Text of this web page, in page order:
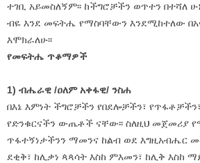
ተገቢ አይመስለኝም፡፡ ከችግሮቻችን ወጥተን በተሻለ
ብዬ እንደ መፍትሔ የማስባቸውን እንደሚከተለው
እሞክራለሁ፡፡
የመፍትሔ ጥቆማዎች
1) ብሔራዊ /ዐለም አቀፋዊ/ ንስሐ
በእኔ እምነት ችግሮቻችን የበደሎቻችን፣
የድንቁርናችን ውጤቶች ናቸው፡፡ ስለዚህ መጀመሪያ
ጥፋተኝነታችንን ማመንና ከልብ ወደ እግዚአብሔር
ደቂቅ፣ ከሊቃነ ጳጳሳት እስከ ምእመን፣ ከሊቅ እስከ